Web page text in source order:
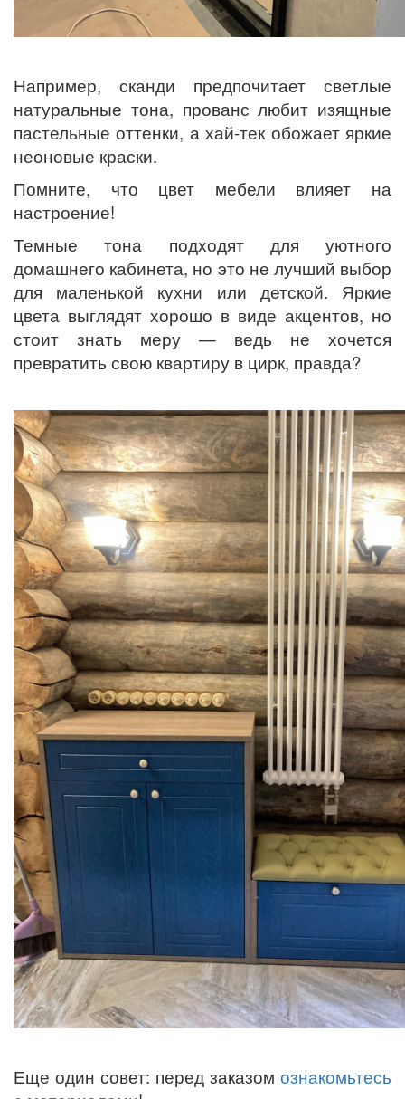
Например, сканди предпочитает светлые
натуральные тона, прованс любит изящные
пастельные оттенки, а хай-тек обожает яркие
неоновые краски.
Помните, что цвет мебели влияет на
настроение!
Темные тона подходят для уютного
домашнего кабинета, но это не лучший выбор
для маленькой кухни или детской. Яркие
цвета выглядят хорошо в виде акцентов, но
стоит знать меру — ведь не хочется
превратить свою квартиру в цирк, правда?
Еще один совет: перед заказом ознакомьтесь